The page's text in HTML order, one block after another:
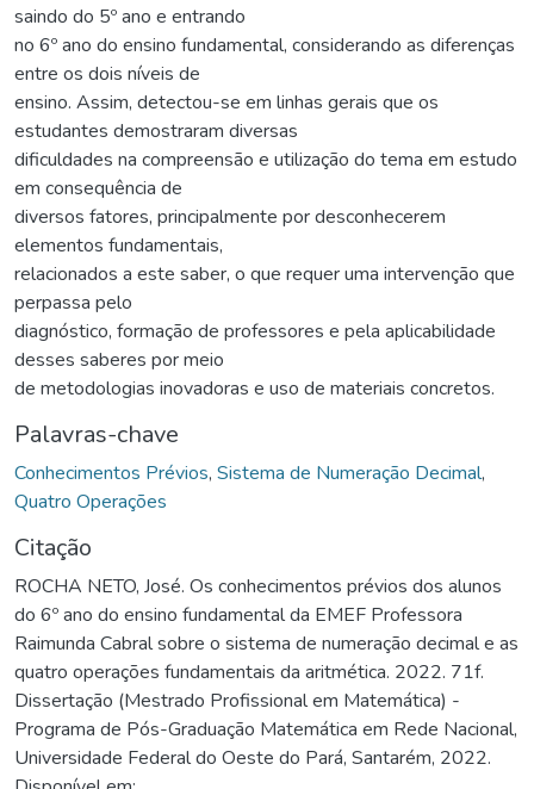
saindo do 5º ano e entrando
no 6º ano do ensino fundamental, considerando as diferenças
entre os dois níveis de
ensino. Assim, detectou-se em linhas gerais que os
estudantes demostraram diversas
dificuldades na compreensão e utilização do tema em estudo
em consequência de
diversos fatores, principalmente por desconhecerem
elementos fundamentais,
relacionados a este saber, o que requer uma intervenção que
perpassa pelo
diagnóstico, formação de professores e pela aplicabilidade
desses saberes por meio
de metodologias inovadoras e uso de materiais concretos.
Palavras-chave
Conhecimentos Prévios, Sistema de Numeração Decimal,
Quatro Operações
Citação
ROCHA NETO, José. Os conhecimentos prévios dos alunos
do 6º ano do ensino fundamental da EMEF Professora
Raimunda Cabral sobre o sistema de numeração decimal e as
quatro operações fundamentais da aritmética. 2022. 71f.
Dissertação (Mestrado Profissional em Matemática) -
Programa de Pós-Graduação Matemática em Rede Nacional,
Universidade Federal do Oeste do Pará, Santarém, 2022.